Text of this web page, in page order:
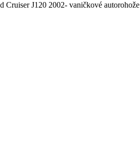
Cruiser J120 2002- vaničkové autorohože